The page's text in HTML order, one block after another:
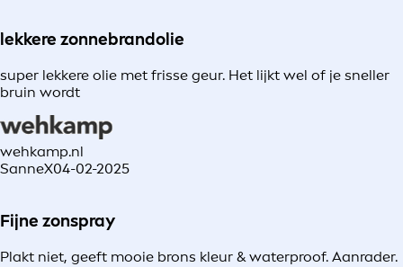
lekkere zonnebrandolie
super lekkere olie met frisse geur. Het lijkt wel of je sneller
bruin wordt
wehkamp.nl
SanneX04-02-2025
Fijne zonspray
Plakt niet, geeft mooie brons kleur & waterproof. Aanrader.